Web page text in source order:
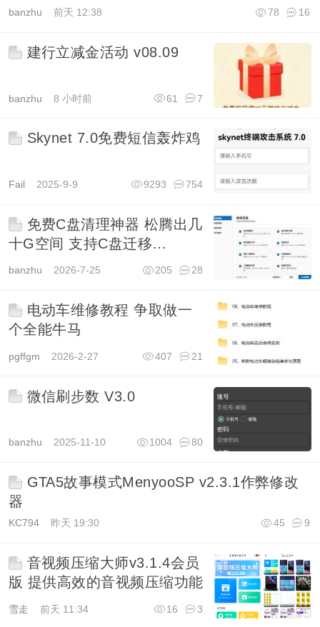
banzhu 前天 12:38 16
78
建行立减金活动 v08.09
banzhu 8 小时前 7
61
Skynet 7.0免费短信轰炸鸡
Fail 2025-9-9 754
9293
免费C盘清理神器 松腾出几
十G空间 支持C盘迁移
Windows Cleaner
banzhu 2026-7-25 28
205
电动车维修教程 争取做一
个全能牛马
pgffgm 2026-2-27 21
407
微信刷步数 V3.0
banzhu 2025-11-10 80
1004
GTA5故事模式MenyooSP v2.3.1作弊修改
器
KC794昨天 19:30 9
45
音视频压缩大师v3.1.4会员
版 提供高效的音视频压缩功能
雪走 前天 11:34 3
16